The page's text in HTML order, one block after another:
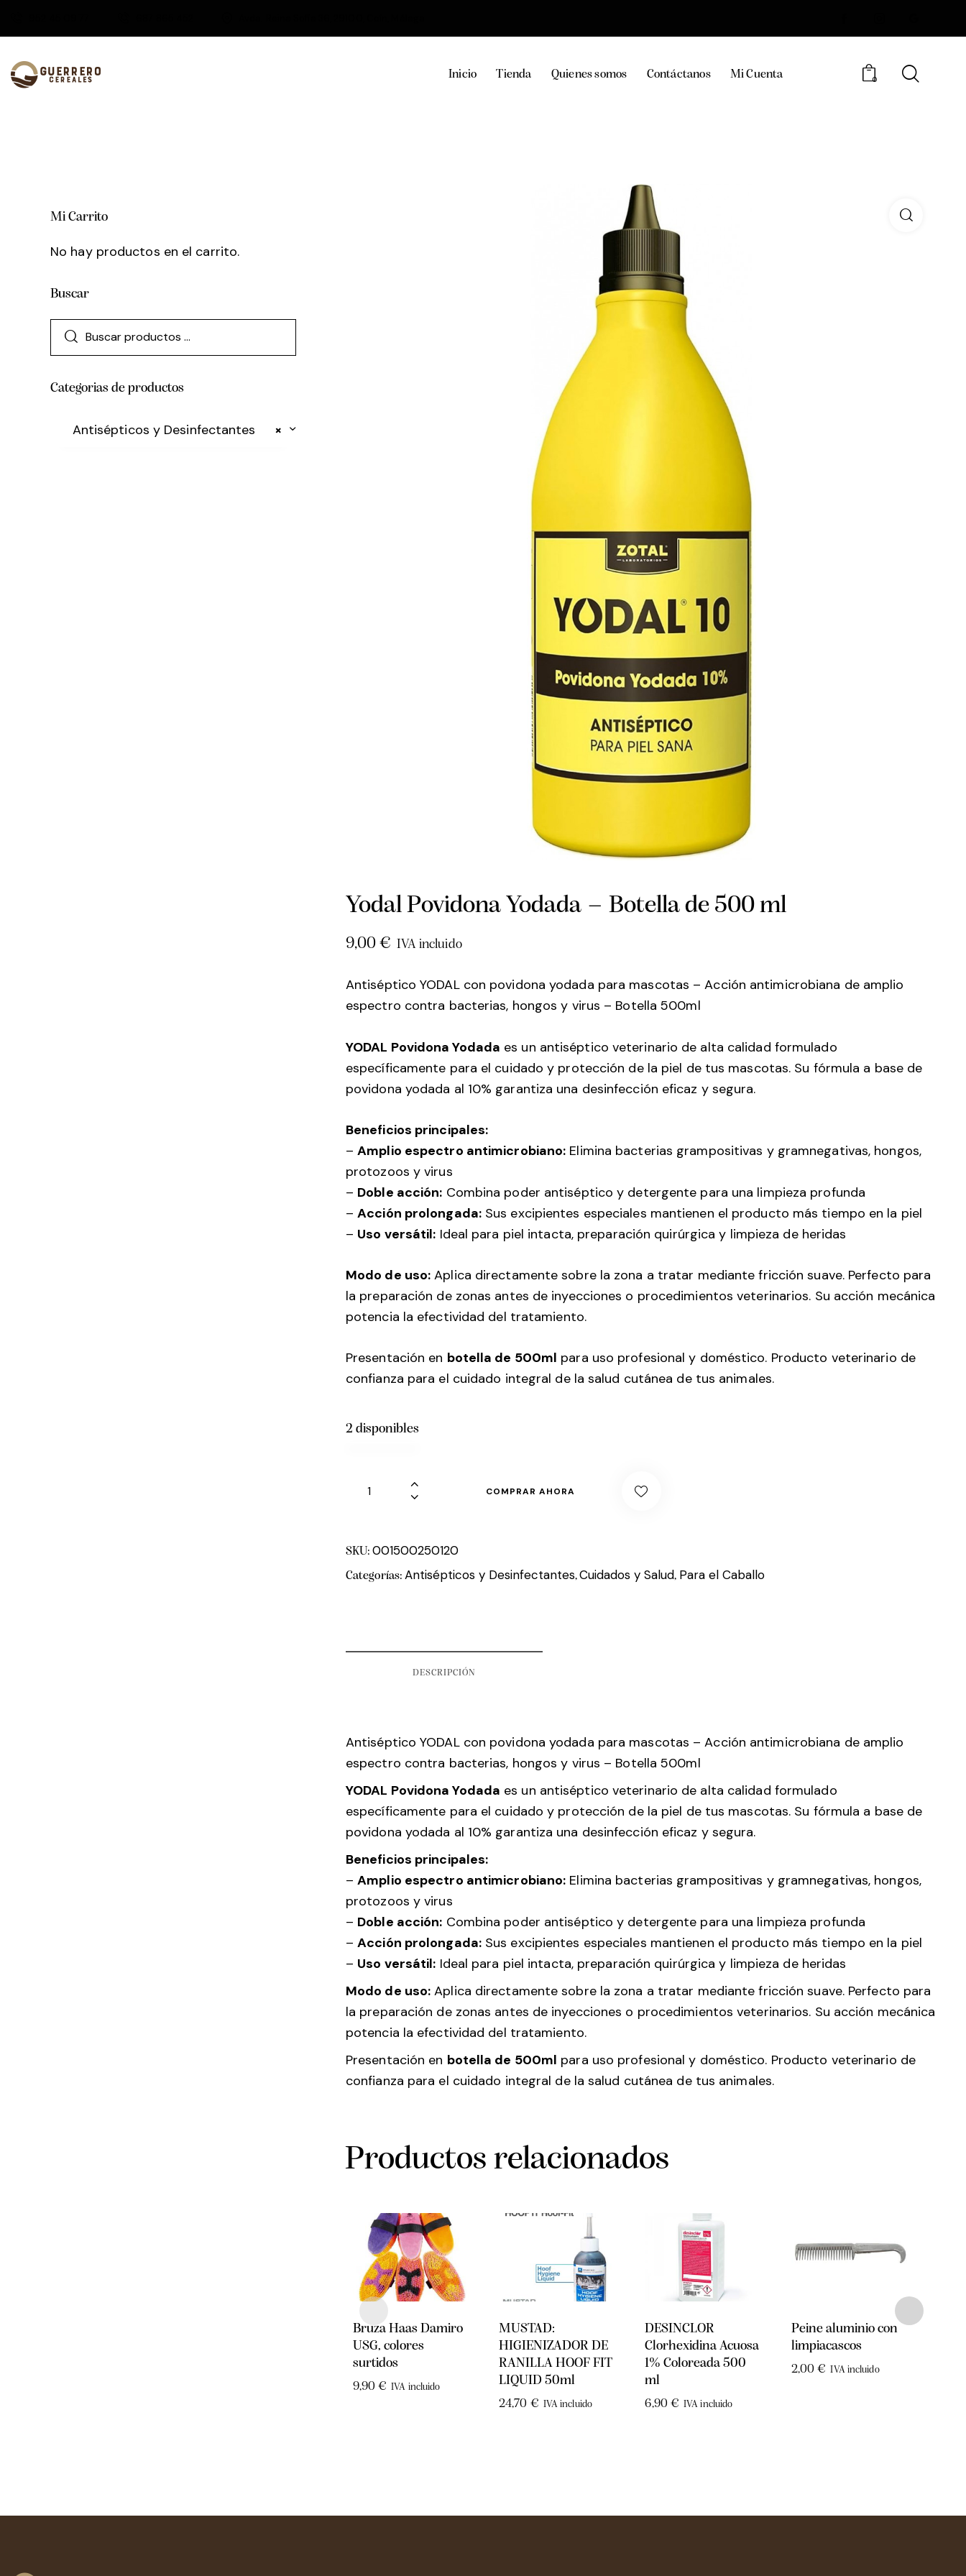
Inicio Tienda Quienes somos Contáctanos Mi Cuenta 0
Yodal Povidona Yodada – Botella de 500 ml
9,00€ IVA incluido
Antiséptico YODAL con povidona yodada para mascotas – Acción antimicrobiana de amplio
espectro contra bacterias, hongos y virus – Botella 500ml
YODAL Povidona Yodada es un antiséptico veterinario de alta calidad formulado
específicamente para el cuidado y protección de la piel de tus mascotas. Su fórmula a base de
povidona yodada al 10% garantiza una desinfección eficaz y segura.
Beneficios principales:
–Amplio espectro antimicrobiano: Elimina bacterias grampositivas y gramnegativas, hongos,
protozoos y virus
– Doble acción: Combina poder antiséptico y detergente para una limpieza profunda
–Acción prolongada:Sus excipientes especiales mantienen el producto más tiempo en la piel
– Uso versátil: Ideal para piel intacta, preparación quirúrgica y limpieza de heridas
Modo de uso: Aplica directamente sobre la zona a tratar mediante fricción suave. Perfecto para
la preparación de zonas antes de inyecciones o procedimientos veterinarios. Su acción mecánica
potencia la efectividad del tratamiento.
Presentación en botella de 500ml para uso profesional y doméstico. Producto veterinario de
confianza para el cuidado integral de la salud cutánea de tus animales.
2 disponibles
COMPRAR AHORA
SKU:001500250120
Categorías:Antisépticos y Desinfectantes,Cuidados y Salud, Para el Caballo
DESCRIPCIÓN
Antiséptico YODAL con povidona yodada para mascotas – Acción antimicrobiana de amplio
espectro contra bacterias, hongos y virus – Botella 500ml
YODAL Povidona Yodada es un antiséptico veterinario de alta calidad formulado
específicamente para el cuidado y protección de la piel de tus mascotas. Su fórmula a base de
povidona yodada al 10% garantiza una desinfección eficaz y segura.
Beneficios principales:
–Amplio espectro antimicrobiano: Elimina bacterias grampositivas y gramnegativas, hongos,
protozoos y virus
– Doble acción: Combina poder antiséptico y detergente para una limpieza profunda
–Acción prolongada:Sus excipientes especiales mantienen el producto más tiempo en la piel
– Uso versátil: Ideal para piel intacta, preparación quirúrgica y limpieza de heridas
Modo de uso: Aplica directamente sobre la zona a tratar mediante fricción suave. Perfecto para
la preparación de zonas antes de inyecciones o procedimientos veterinarios. Su acción mecánica
potencia la efectividad del tratamiento.
Presentación en botella de 500ml para uso profesional y doméstico. Producto veterinario de
confianza para el cuidado integral de la salud cutánea de tus animales.
Productos relacionados
Bruza Haas Damiro
USG, colores
surtidos
9,90€ IVA incluido
MUSTAD:
HIGIENIZADOR DE
RANILLA HOOF FIT
LIQUID 50ml
24,70 € IVA incluido
DESINCLOR
Clorhexidina Acuosa
1% Coloreada 500
ml
6,90 € IVA incluido
Peine aluminio con
limpiacascos
2,00€ IVA incluido
Mi Carrito
No hay productos en el carrito.
Buscar
Categorias de productos
×
Antisépticos y Desinfectantes